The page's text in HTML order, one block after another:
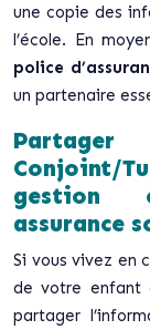
une copie des
l’école. En
police
un partenaire
Conjoint/
gestion
assurance
Si vous vivez en
de votre enfant
partager